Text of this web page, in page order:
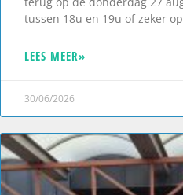
tussen 18u en 19u of zeker op
LEES MEER»
30/06/2026